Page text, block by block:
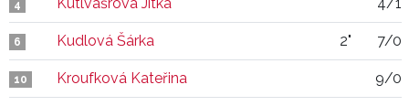
4
6 Kudlová Šárka 2" 7/0
10 Kroufková Kateřina 9/0